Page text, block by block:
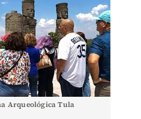
Arqueológica Tula